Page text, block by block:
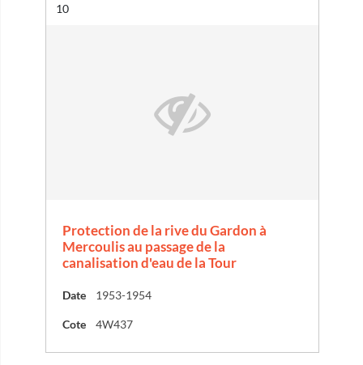
Résultat n°
10
Protection de la rive du Gardon à
Mercoulis au passage de la
canalisation d'eau de la Tour
Date 1953-1954
Cote 4W437